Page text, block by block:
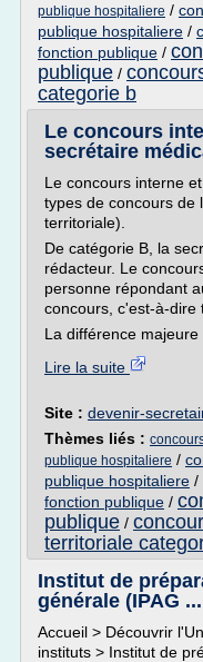
publique hospitaliere /
publique hospitaliere /
fonction publique /
publique /
categorie b
Le concours
secrétaire
Le concours interne
types de concours de
territoriale).
De catégorie B, la
rédacteur. Le
personne répondant
concours, c'est-à-dire
La différence majeure
Lire la suite
Site : devenir-
Thèmes liés :
publique hospitaliere /
publique hospitaliere /
fonction publique /
publique /
territoriale
Institut de
générale (IPAG ...
Accueil > Découvrir
instituts > Institut de